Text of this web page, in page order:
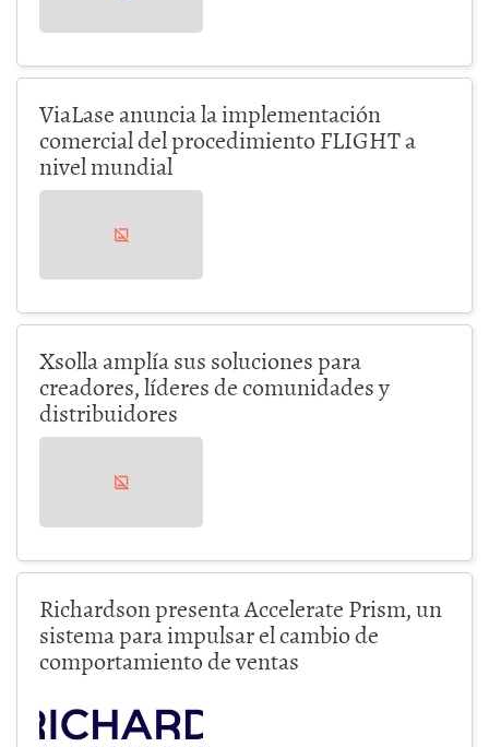
ViaLase anuncia la implementación
comercial del procedimiento FLIGHT a
nivel mundial
Xsolla amplía sus soluciones para
creadores, líderes de comunidades y
distribuidores
Richardson presenta Accelerate Prism, un
sistema para impulsar el cambio de
comportamiento de ventas